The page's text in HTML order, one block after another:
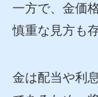
一方で、金価
慎重な見方も
金は配当や利